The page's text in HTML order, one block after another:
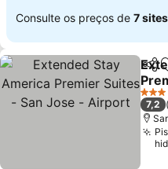
Consulte os preços de 7 sites
-
Ver
3
7,2